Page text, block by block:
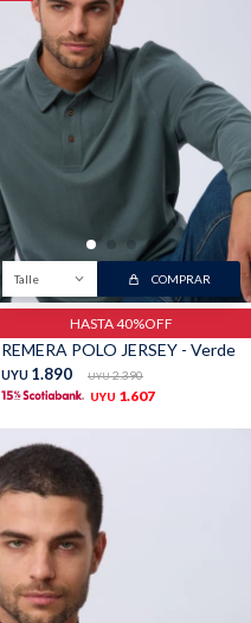
Talle COMPRAR
HASTA 40%OFF
REMERA POLO JERSEY - Verde
UYU 1.890 UYU 2.390
UYU 1.607